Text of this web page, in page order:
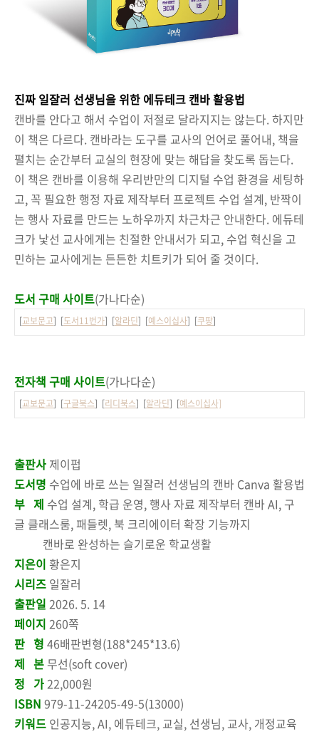
진짜 일잘러 선생님을 위한 에듀테크 캔바 활용법
캔바를 안다고 해서 수업이 저절로 달라지지는 않는다. 하지만
이 책은 다르다. 캔바라는 도구를 교사의 언어로 풀어내, 책을
펼치는 순간부터 교실의 현장에 맞는 해답을 찾도록 돕는다.
이 책은 캔바를 이용해 우리반만의 디지털 수업 환경을 세팅하
고, 꼭 필요한 행정 자료 제작부터 프로젝트 수업 설계, 반짝이
는 행사 자료를 만드는 노하우까지 차근차근 안내한다. 에듀테
크가 낯선 교사에게는 친절한 안내서가 되고, 수업 혁신을 고
민하는 교사에게는 든든한 치트키가 되어 줄 것이다.
도서 구매 사이트(가나다순)
[교보문고] [도서11번가] [알라딘] [예스이십사] [쿠팡]
전자책 구매 사이트(가나다순)
[교보문고] [구글북스] [리디북스] [알라딘] [예스이십사]
출판사 제이펍
도서명 수업에 바로 쓰는 일잘러 선생님의 캔바 Canva 활용법
부 제 수업 설계, 학급 운영, 행사 자료 제작부터 캔바 AI, 구
글 클래스룸, 패들렛, 북 크리에이터 확장 기능까지
캔바로 완성하는 슬기로운 학교생활
지은이 황은지
시리즈 일잘러
출판일 2026. 5. 14
페이지 260쪽
판 형 46배판변형(188*245*13.6)
제 본 무선(soft cover)
정 가22,000원
ISBN 979-11-24205-49-5(13000)
키워드 인공지능, AI, 에듀테크, 교실, 선생님, 교사, 개정교육